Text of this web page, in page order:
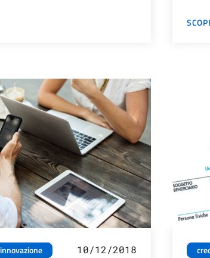
innovazione
10/12/2018